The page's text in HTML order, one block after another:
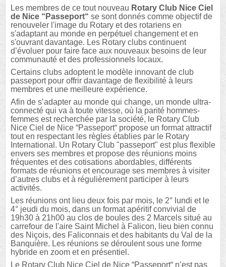
Les membres de ce tout nouveau Rotary Club Nice Ciel
de Nice “Passeport“ se sont donnés comme objectif de
renouveler l'image du Rotary et des rotariens en
s'adaptant au monde en perpétuel changement et en
s'ouvrant davantage. Les Rotary clubs continuent
d’évoluer pour faire face aux nouveaux besoins de leur
communauté et des professionnels locaux.
Certains clubs adoptent le modèle innovant de club
passeport pour offrir davantage de flexibilité à leurs
membres et une meilleure expérience.
Afin de s’adapter au monde qui change, un monde ultra-
connecté qui va à toute vitesse, où la parité hommes-
femmes est recherchée par la société, le Rotary Club
Nice Ciel de Nice “Passeport“ propose un format attractif
tout en respectant les règles établies par le Rotary
International. Un Rotary Club "passeport" est plus flexible
envers ses membres et propose des réunions moins
fréquentes et des cotisations abordables, différents
formats de réunions et encourage ses membres à visiter
d’autres clubs et à régulièrement participer à leurs
activités.
Les réunions ont lieu deux fois par mois, le 2° lundi et le
4° jeudi du mois, dans un format apéritif convivial de
19h30 à 21h00 au clos de boules des 2 Marcels situé au
carrefour de l'aire Saint Michel à Falicon, lieu bien connu
des Niçois, des Faliconnais et des habitants du Val de la
Banquière. Les réunions se déroulent sous une forme
hybride en zoom et en présentiel.
Le Rotary Club Nice Ciel de Nice “Passeport“ n’est pas